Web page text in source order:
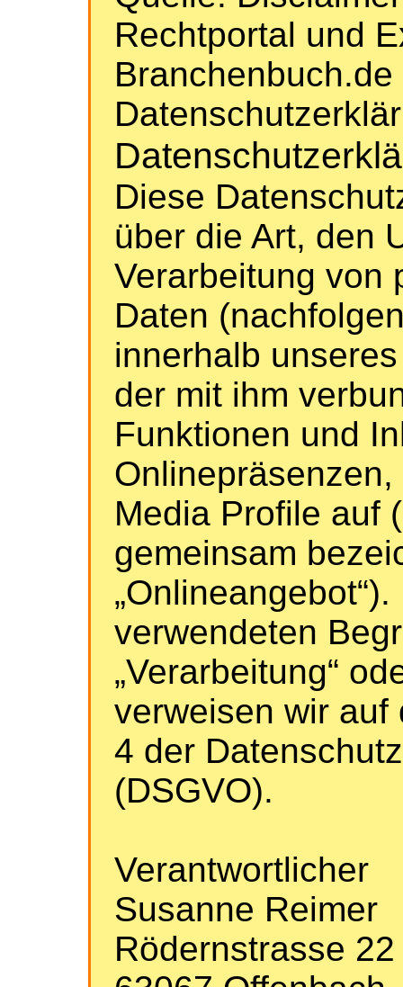
Rechtportal und
Diese
über die Art, den
Verarbeitung von
Daten
innerhalb
der mit ihm
Funktionen und
Media Profile auf
gemeinsam
verwendeten
„Verarbeitung“
verweisen wir auf
4 der
(DSGVO).
Verantwortlicher
Susanne Reimer
Rödernstrasse 22